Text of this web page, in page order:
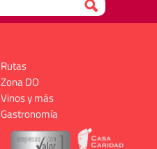
Rutas
Zona DO
Vinos y más
Gastronomía